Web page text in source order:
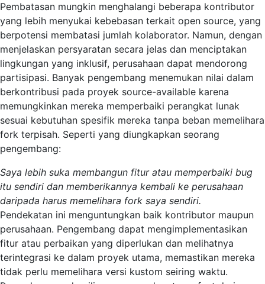
Pembatasan mungkin menghalangi beberapa kontributor
yang lebih menyukai kebebasan terkait open source, yang
berpotensi membatasi jumlah kolaborator. Namun, dengan
menjelaskan persyaratan secara jelas dan menciptakan
lingkungan yang inklusif, perusahaan dapat mendorong
partisipasi. Banyak pengembang menemukan nilai dalam
berkontribusi pada proyek source-available karena
memungkinkan mereka memperbaiki perangkat lunak
sesuai kebutuhan spesifik mereka tanpa beban memelihara
fork terpisah. Seperti yang diungkapkan seorang
pengembang:
Saya lebih suka membangun fitur atau memperbaiki bug
itu sendiri dan memberikannya kembali ke perusahaan
daripada harus memelihara fork saya sendiri.
Pendekatan ini menguntungkan baik kontributor maupun
perusahaan. Pengembang dapat mengimplementasikan
fitur atau perbaikan yang diperlukan dan melihatnya
terintegrasi ke dalam proyek utama, memastikan mereka
tidak perlu memelihara versi kustom seiring waktu.